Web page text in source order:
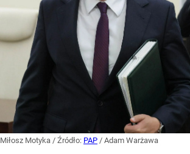
Miłosz Motyka / Źródło: PAP / Adam Warżawa